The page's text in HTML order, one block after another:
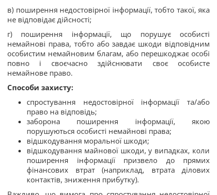
в) поширення недостовірної інформації, тобто такої, яка
не відповідає дійсності;
г) поширення інформації, що порушує особисті
немайнові права, тобто або завдає шкоди відповідним
особистим немайновим благам, або перешкоджає особі
повно і своєчасно здійснювати своє особисте
немайнове право.
Способи захисту:
спростування недостовірної інформації та/або
право на відповідь;
заборона поширення інформації, якою
порушуються особисті немайнові права;
відшкодування моральної шкоди;
відшкодування майнової шкоди, у випадках, коли
поширення інформації призвело до прямих
фінансових втрат (наприклад, втрата ділових
контактів, зниження прибутку).